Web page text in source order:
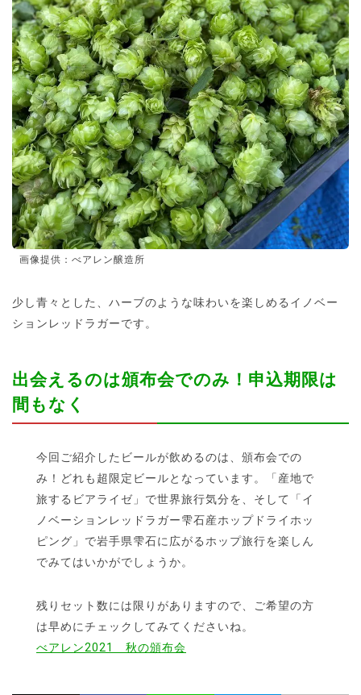
画像提供：べアレン醸造所
少し青々とした、ハーブのような味わいを楽しめるイノベー
ションレッドラガーです。
出会えるのは頒布会でのみ！申込期限は
間もなく
今回ご紹介したビールが飲めるのは、頒布会での
み！どれも超限定ビールとなっています。「産地で
旅するビアライゼ」で世界旅行気分を、そして「イ
ノベーションレッドラガー雫石産ホップドライホッ
ピング」で岩手県雫石に広がるホップ旅行を楽しん
でみてはいかがでしょうか。
残りセット数には限りがありますので、ご希望の方
は早めにチェックしてみてくださいね。
べアレン2021 秋の頒布会